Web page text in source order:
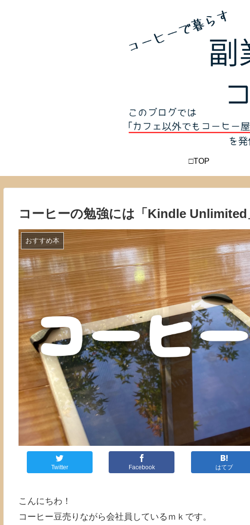
□TOP
コーヒーの勉強には「Kindle Unlimited
おすすめ本
Twitter Facebook はてブ
こんにちわ！
コーヒー豆売りながら会社員しているｍｋです。